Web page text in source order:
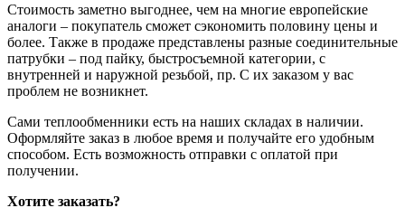
Стоимость заметно выгоднее, чем на многие европейские
аналоги – покупатель сможет сэкономить половину цены и
более. Также в продаже представлены разные соединительные
патрубки – под пайку, быстросъемной категории, с
внутренней и наружной резьбой, пр. С их заказом у вас
проблем не возникнет.
Сами теплообменники есть на наших складах в наличии.
Оформляйте заказ в любое время и получайте его удобным
способом. Есть возможность отправки с оплатой при
получении.
Хотите заказать?